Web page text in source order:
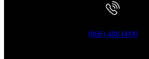
(866) 488-6090